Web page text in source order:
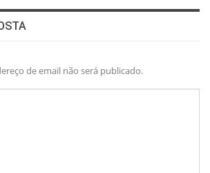
de email não será publicado.